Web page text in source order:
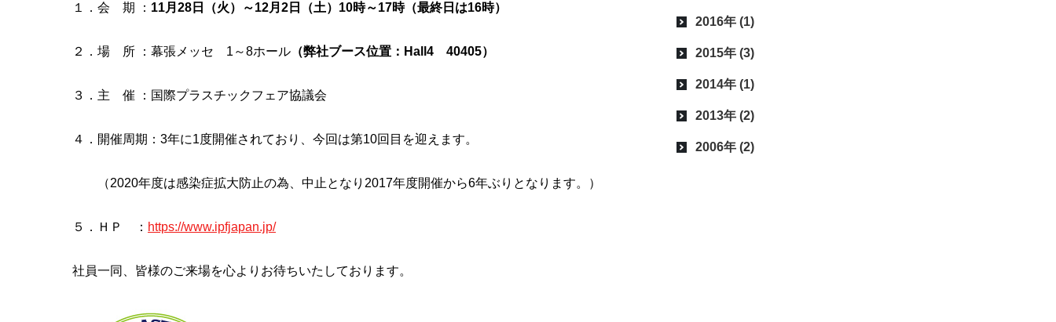
１．会 期 ： 11月28 日（火）～12月2 日（土）10時～17時（最終日は16時）
２．場 所 ：幕張メッセ 1～8ホール （弊社ブース位置：Hall4 40405）
３．主 催 ：国際プラスチックフェア協議会
４．開催周期：3年に1度開催されており、今回は第10回目を迎えます。
（2020年度は感染症拡大防止の為、中止となり2017年度開催から6年ぶりとなります。）
５．ＨＰ ： https://www.ipfjapan.jp/
社員一同、皆様のご来場を心よりお待ちいたしております。
2016年 (1)
2015年 (3)
2014年 (1)
2013年 (2)
2006年 (2)